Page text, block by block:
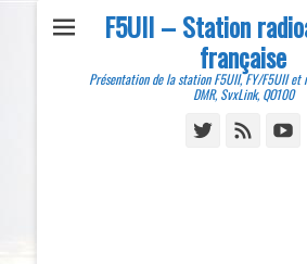
F5UII – Station
française
Présentation de la station F5UII, FY/F5UII et
DMR, SvxLink, QO100
TwitterFeed